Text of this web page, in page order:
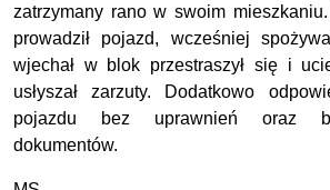
zatrzymany rano w swoim
prowadził pojazd, wcześniej
wjechał w blok przestraszył się i
usłyszał zarzuty. Dodatkowo
pojazdu bez uprawnień oraz
dokumentów.